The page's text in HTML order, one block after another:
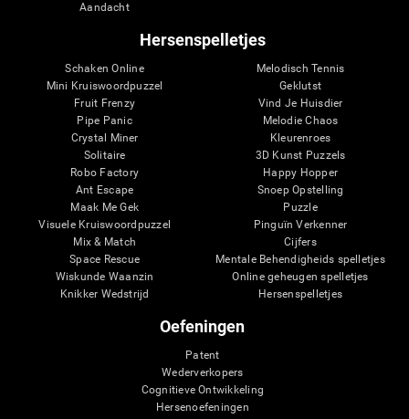
Aandacht
Hersenspelletjes
Schaken Online
Mini Kruiswoordpuzzel
Fruit Frenzy
Pipe Panic
Crystal Miner
Solitaire
Robo Factory
Ant Escape
Maak Me Gek
Visuele Kruiswoordpuzzel
Mix & Match
Space Rescue
Wiskunde Waanzin
Knikker Wedstrijd
Melodisch Tennis
Geklutst
Vind Je Huisdier
Melodie Chaos
Kleurenroes
3D Kunst Puzzels
Happy Hopper
Snoep Opstelling
Puzzle
Pinguïn Verkenner
Cijfers
Mentale Behendigheids spelletjes
Online geheugen spelletjes
Hersenspelletjes
Oefeningen
Patent
Wederverkopers
Cognitieve Ontwikkeling
Hersenoefeningen